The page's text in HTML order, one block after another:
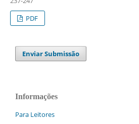
PDF
Enviar Submissão
Informações
Para Leitores